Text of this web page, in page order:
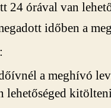
24 órával van
időben a
a meghívó
lehetőséged